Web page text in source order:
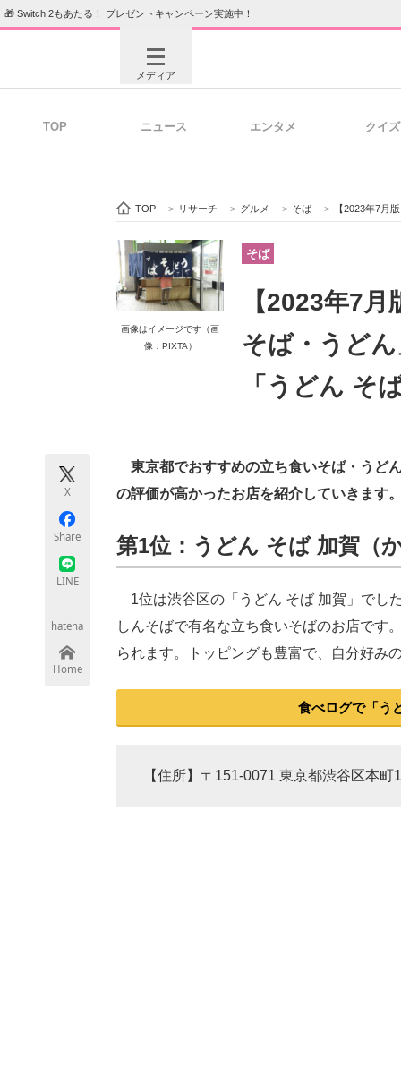
🎁 Switch 2もあたる！ プレゼントキャンペーン実施中！
メディア
ビジネスと働き方のヒント
ITエンジニア向け専門サイト
ちょっと気になるネットの話題
TOP ニュース エンタメ クイズ
TOP > リサーチ > グルメ > そば > 【2023年7月版
画像はイメージです（画
像：PIXTA）
そば
【2023年7
そば・うど
「うどん そ
X
Share
LINE
hatena
Home
東京都でおすすめの立ち食いそば・うど
の評価が高かったお店を紹介していきます
第1位：うどん そば 加賀（
1位は渋谷区の「うどん そば 加賀」でし
しんそばで有名な立ち食いそばのお店です
られます。トッピングも豊富で、自分好み
食べログで「う
【住所】〒151-0071 東京都渋谷区本